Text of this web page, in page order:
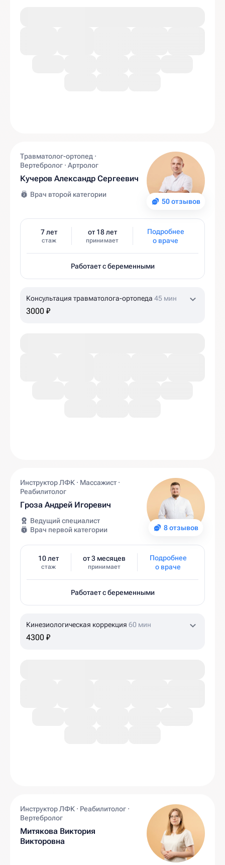
50 отзывов
Травматолог-ортопед ·
Вертебролог · Артролог
Кучеров Александр Сергеевич
Врач второй категории
7 лет
стаж
от 18 лет
принимает
Подробнее
о враче
Работает с беременными
Консультация травматолога-ортопеда 45 мин
3000 ₽
8 отзывов
Инструктор ЛФК · Массажист ·
Реабилитолог
Гроза Андрей Игоревич
Ведущий специалист
Врач первой категории
10 лет
стаж
от 3 месяцев
принимает
Подробнее
о враче
Работает с беременными
Кинезиологическая коррекция 60 мин
4300 ₽
Инструктор ЛФК · Реабилитолог ·
Вертебролог
Митякова Виктория
Викторовна